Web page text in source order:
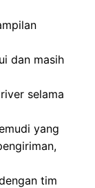
dan masih
selama
yang
tim